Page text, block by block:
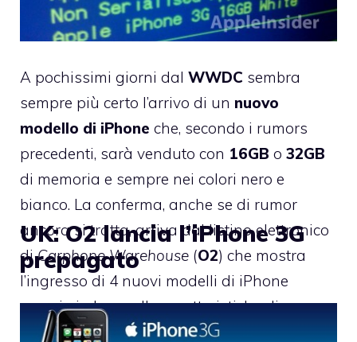
A pochissimi giorni dal WWDC sembra
sempre più certo l’arrivo di un nuovo
modello di iPhone che, secondo i rumors
precedenti, sarà venduto con 16GB o 32GB
di memoria e sempre nei colori nero e
bianco. La conferma, anche se di rumor
ancora si tratta, arriva dal listino elettronico
diCarphone Warehouse (O2) che mostra
l’ingresso di 4 nuovi modelli di iPhone
proprio in base alle caratteristiche di
memoria e colore.
UK: O2 lancia l’iPhone 3G
prepagato